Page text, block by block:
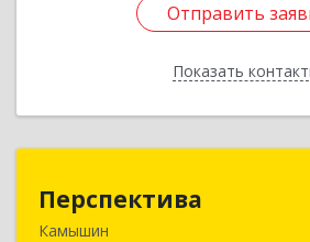
Отправить
Показать
Отправить
Назад
Перспектива
Камышин